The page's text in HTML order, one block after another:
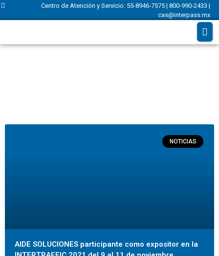
Centro de Atención y Servicio: 55-8946-7575 | 800-990-2433 |
cas@interpass.mx
NOTICIAS
AIDE SOLUCIONES participante como expositor en la